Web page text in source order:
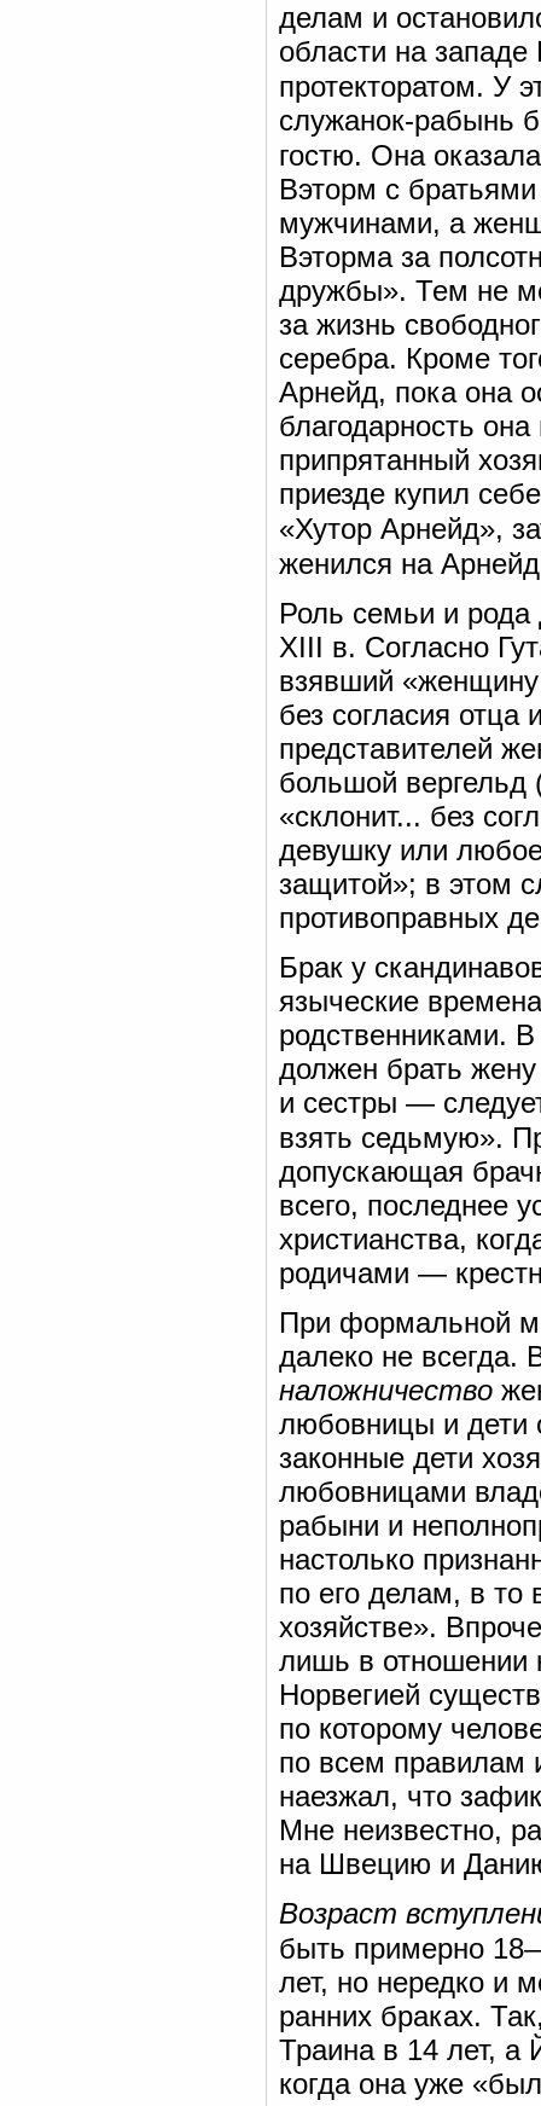
делам и
области на
протекторатом. У
служанок-рабынь
гостю. Она
Вэторм с
мужчинами, а
Вэторма за
дружбы». Тем не
за жизнь
серебра. Кроме
Арнейд, пока она
благодарность
припрятанный
приезде купил
«Хутор Арнейд»,
женился на Арнейд
Роль семьи и
XIII в. Согласно
взявший
без согласия
представителей
большой вергельд
«склонит... без
девушку или любое
защитой»; в этом
противоправных
Брак у
языческие
родственниками. В
должен брать
и сестры —
взять седьмую».
допускающая
всего, последнее
христианства,
родичами —
При формальной
далеко не всегда.
наложничество
любовницы и дети
законные дети
любовницами
рабыни и
настолько
по его делам, в то
хозяйстве».
лишь в отношении
Норвегией
по которому
по всем правилам
наезжал, что
Мне неизвестно,
на Швецию и
Возраст
быть примерно
лет, но нередко и
ранних браках.
Траина в 14 лет, а
когда она уже